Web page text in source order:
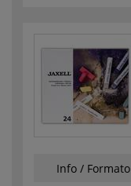
Info / Formato